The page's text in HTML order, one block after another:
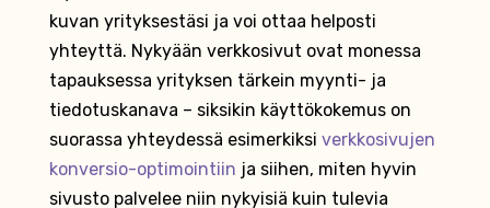
kuvan yrityksestäsi ja voi ottaa helposti
yhteyttä. Nykyään verkkosivut ovat monessa
tapauksessa yrityksen tärkein myynti- ja
tiedotuskanava – siksikin käyttökokemus on
suorassa yhteydessä esimerkiksi verkkosivujen
konversio-optimointiin ja siihen, miten hyvin
sivusto palvelee niin nykyisiä kuin tulevia